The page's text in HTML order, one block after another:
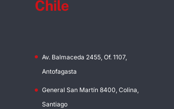
Chile
Av. Balmaceda 2455, Of. 1107,
Antofagasta
General San Martín 8400, Colina,
Santiago